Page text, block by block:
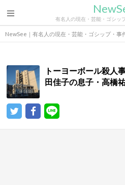
有名人の現在・芸能・ゴシッ
NewSee｜有名人の現在・芸能・ゴシップ・事
トーヨーボール殺人
田佳子の息子・高橋